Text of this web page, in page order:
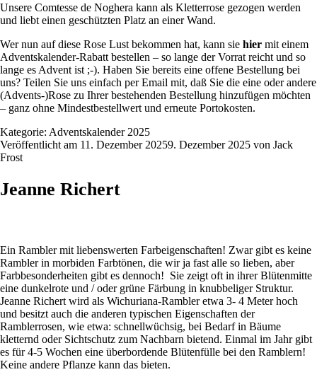
Unsere Comtesse de Noghera kann als Kletterrose gezogen werden
und liebt einen geschützten Platz an einer Wand.
Wer nun auf diese Rose Lust bekommen hat, kann sie hier mit einem
Adventskalender-Rabatt bestellen – so lange der Vorrat reicht und so
lange es Advent ist ;-). Haben Sie bereits eine offene Bestellung bei
uns? Teilen Sie uns einfach per Email mit, daß Sie die eine oder andere
(Advents-)Rose zu Ihrer bestehenden Bestellung hinzufügen möchten
– ganz ohne Mindestbestellwert und erneute Portokosten.
Kategorie: Adventskalender 2025
Veröffentlicht am 11. Dezember 20259. Dezember 2025 von Jack
Frost
Jeanne Richert
Ein Rambler mit liebenswerten Farbeigenschaften! Zwar gibt es keine
Rambler in morbiden Farbtönen, die wir ja fast alle so lieben, aber
Farbbesonderheiten gibt es dennoch! Sie zeigt oft in ihrer Blütenmitte
eine dunkelrote und / oder grüne Färbung in knubbeliger Struktur.
Jeanne Richert wird als Wichuriana-Rambler etwa 3- 4 Meter hoch
und besitzt auch die anderen typischen Eigenschaften der
Ramblerrosen, wie etwa: schnellwüchsig, bei Bedarf in Bäume
kletternd oder Sichtschutz zum Nachbarn bietend. Einmal im Jahr gibt
es für 4-5 Wochen eine überbordende Blütenfülle bei den Ramblern!
Keine andere Pflanze kann das bieten.